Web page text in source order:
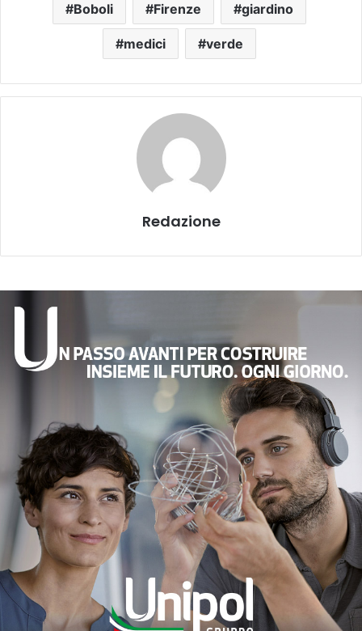
Boboli Firenze giardino
medici verde
Redazione